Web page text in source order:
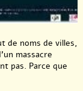
de noms de villes,
massacre
pas. Parce que